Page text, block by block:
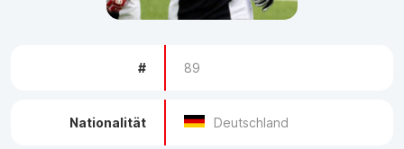
# 89
Nationalität Deutschland